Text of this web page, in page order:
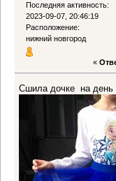
Последняя активность:
2023-09-07, 20:46:19
Расположение:
нижний новгород
«
Сшила дочке на день